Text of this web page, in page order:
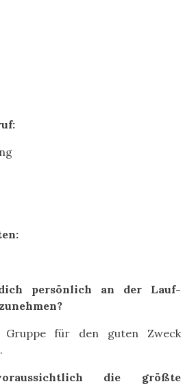
persönlich an der Lauf-
für den guten Zweck
die größte